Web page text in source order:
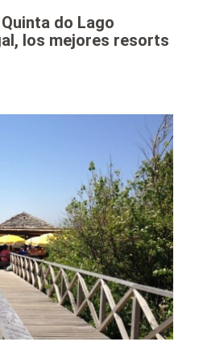
do Lago
los mejores resorts